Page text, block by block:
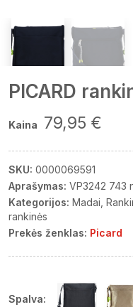
PICARD
Kaina 79,95 €
SKU: 0000069591
Aprašymas: VP3242 743
Kategorijos: Madai
rankinės
Prekės ženklas: Picard
Spalva: